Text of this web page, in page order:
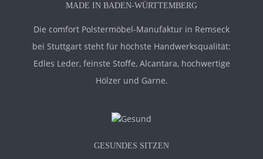
MADE IN BADEN-WÜRTTEMBERG
Die comfort Polstermöbel-Manufaktur in Remseck
bei Stuttgart steht für höchste Handwerksqualität:
Edles Leder, feinste Stoffe, Alcantara, hochwertige
Hölzer und Garne.
GESUNDES SITZEN